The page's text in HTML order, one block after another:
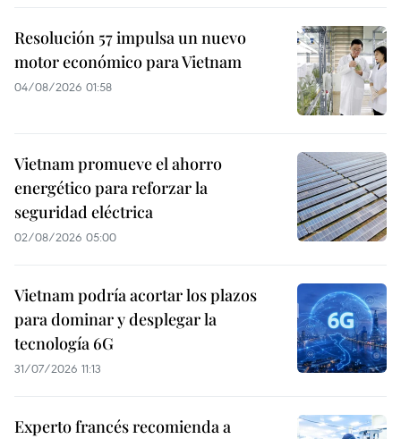
Resolución 57 impulsa un nuevo
motor económico para Vietnam
04/08/2026 01:58
Vietnam promueve el ahorro
energético para reforzar la
seguridad eléctrica
02/08/2026 05:00
Vietnam podría acortar los plazos
para dominar y desplegar la
tecnología 6G
31/07/2026 11:13
Experto francés recomienda a